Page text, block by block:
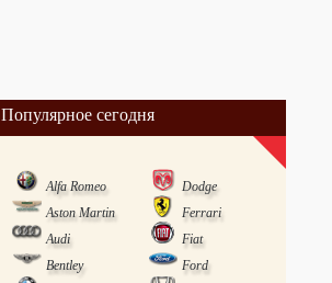
Популярное сегодня
Alfa Romeo
Dodge
Aston Martin
Ferrari
Audi
Fiat
Bentley
Ford